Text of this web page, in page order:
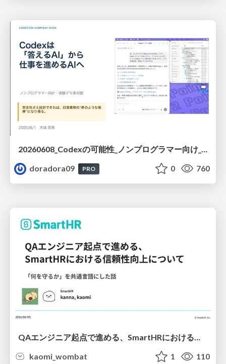
20260608_Codexの可能性_ノンプログラマー向け_大城追記
doradora09
PRO 0 760
kaomi_wombat
1 110